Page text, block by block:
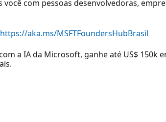
com pessoas desenvolvedoras,
https://aka.ms/MSFTFoundersHubBrasil
a IA da Microsoft, ganhe até US$ 150k